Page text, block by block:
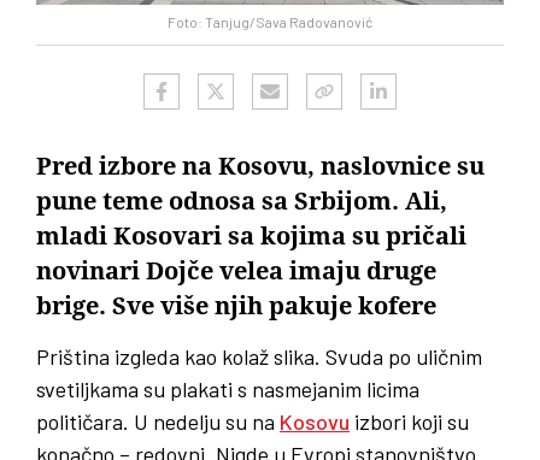
Foto: Tanjug/Sava Radovanović
Pred izbore na Kosovu, naslovnice su
pune teme odnosa sa Srbijom. Ali,
mladi Kosovari sa kojima su pričali
novinari Dojče velea imaju druge
brige. Sve više njih pakuje kofere
Priština izgleda kao kolaž slika. Svuda po uličnim
svetiljkama su plakati s nasmejanim licima
političara. U nedelju su na Kosovu izbori koji su
konačno – redovni. Nigde u Evropi stanovništvo